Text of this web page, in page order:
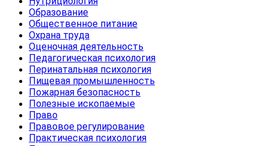
Образование
Общественное питание
Охрана труда
Оценочная деятельность
Педагогическая психология
Перинатальная психология
Пищевая промышленность
Пожарная безопасность
Полезные ископаемые
Право
Правовое регулирование
Практическая психология